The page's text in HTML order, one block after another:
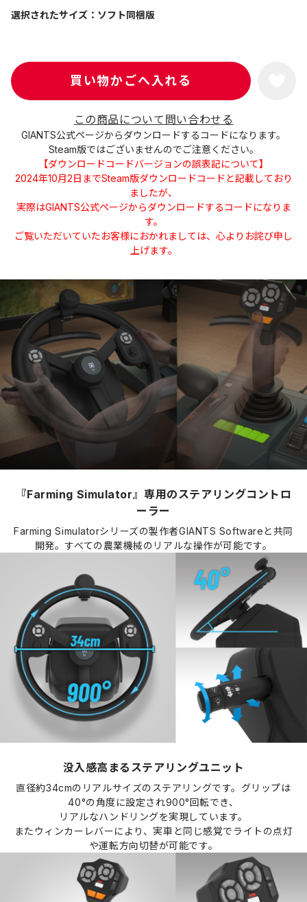
選択されたサイズ：ソフト同梱版
この商品について問い合わせる
GIANTS公式ページからダウンロードするコードになります。
Steam版ではございませんのでご注意ください。
【ダウンロードコードバージョンの誤表記について】
2024年10月2日までSteam版ダウンロードコードと記載しており
ましたが、
実際はGIANTS公式ページからダウンロードするコードになりま
す。
ご覧いただいていたお客様におかれましては、心よりお詫び申し
上げます。
『Farming Simulator』専用のステアリングコントロ
ーラー
Farming Simulatorシリーズの製作者GIANTS Softwareと共同
開発。すべての農業機械のリアルな操作が可能です。
没入感高まるステアリングユニット
直径約34cmのリアルサイズのステアリングです。グリップは
40°の角度に設定され900°回転でき、
リアルなハンドリングを実現しています。
またウィンカーレバーにより、実車と同じ感覚でライトの点灯
や運転方向切替が可能です。